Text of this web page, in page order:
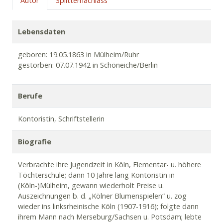
Lebensdaten
geboren: 19.05.1863 in Mülheim/Ruhr
gestorben: 07.07.1942 in Schöneiche/Berlin
Berufe
Kontoristin, Schriftstellerin
Biografie
Verbrachte ihre Jugendzeit in Köln, Elementar- u. höhere
Töchterschule; dann 10 Jahre lang Kontoristin in
(Köln-)Mülheim, gewann wiederholt Preise u.
Auszeichnungen b. d. „Kölner Blumenspielen“ u. zog
wieder ins linksrheinische Köln (1907-1916); folgte dann
ihrem Mann nach Merseburg/Sachsen u. Potsdam; lebte